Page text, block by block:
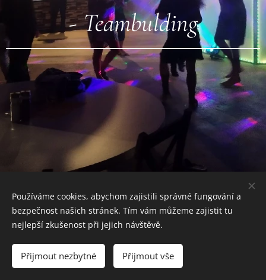
-Teambulding
Grill Station s.r.o., Bruzovská 1860, Frýdek-Místek, 738
01, +420 608 565 414
Cookies
Používáme cookies, abychom zajistili správné fungování a
bezpečnost našich stránek. Tím vám můžeme zajistit tu
nejlepší zkušenost při jejich návštěvě.
Přijmout nezbytné Přijmout vše